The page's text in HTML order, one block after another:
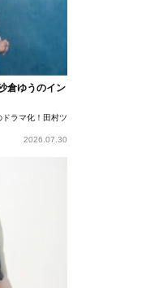
倉ゆうのイン
ラマ化！田村ツトム×沙倉ゆうのが語
2026.07.30